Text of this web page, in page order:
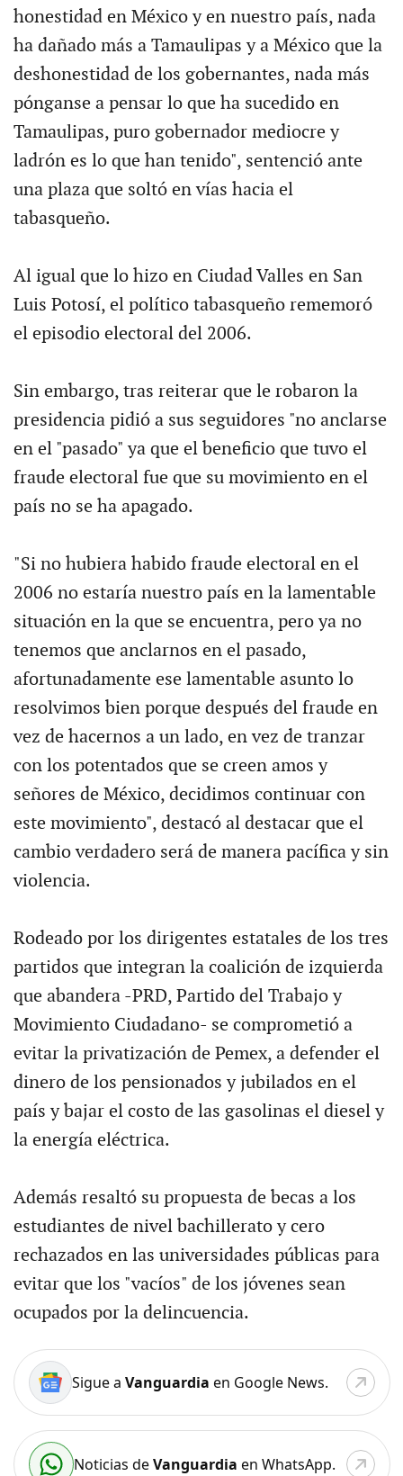
honestidad en México y en nuestro país, nada
ha dañado más a Tamaulipas y a México que la
deshonestidad de los gobernantes, nada más
pónganse a pensar lo que ha sucedido en
Tamaulipas, puro gobernador mediocre y
ladrón es lo que han tenido", sentenció ante
una plaza que soltó en vías hacia el
tabasqueño.
Al igual que lo hizo en Ciudad Valles en San
Luis Potosí, el político tabasqueño rememoró
el episodio electoral del 2006.
Sin embargo, tras reiterar que le robaron la
presidencia pidió a sus seguidores "no anclarse
en el "pasado" ya que el beneficio que tuvo el
fraude electoral fue que su movimiento en el
país no se ha apagado.
"Si no hubiera habido fraude electoral en el
2006 no estaría nuestro país en la lamentable
situación en la que se encuentra, pero ya no
tenemos que anclarnos en el pasado,
afortunadamente ese lamentable asunto lo
resolvimos bien porque después del fraude en
vez de hacernos a un lado, en vez de tranzar
con los potentados que se creen amos y
señores de México, decidimos continuar con
este movimiento", destacó al destacar que el
cambio verdadero será de manera pacífica y sin
violencia.
Rodeado por los dirigentes estatales de los tres
partidos que integran la coalición de izquierda
que abandera -PRD, Partido del Trabajo y
Movimiento Ciudadano- se comprometió a
evitar la privatización de Pemex, a defender el
dinero de los pensionados y jubilados en el
país y bajar el costo de las gasolinas el diesel y
la energía eléctrica.
Además resaltó su propuesta de becas a los
estudiantes de nivel bachillerato y cero
rechazados en las universidades públicas para
evitar que los "vacíos" de los jóvenes sean
ocupados por la delincuencia.
Sigue a Vanguardia en Google News.
Noticias deVanguardia en WhatsApp.